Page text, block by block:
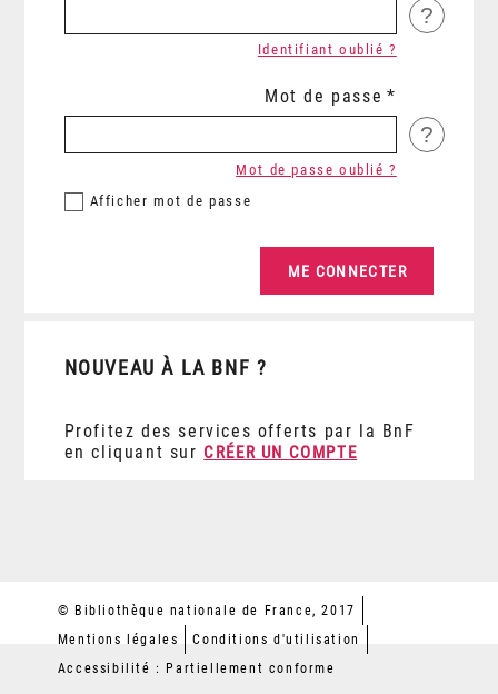
?
Identifiant oublié ?
Mot de passe
?
Afficher mot de passe
Mot de passe oublié ?
NOUVEAU À LA BNF ?
Profitez des services offerts par la BnF
en cliquant sur CRÉER UN COMPTE
© Bibliothèque nationale de France, 2017
Mentions légales
Conditions d'utilisation
Accessibilité : Partiellement conforme